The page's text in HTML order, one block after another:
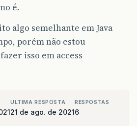
é.
algo semelhante em Java
porém não estou
isso em access
ULTIMA RESPOSTA
21 de ago. de 2021
RESPOSTAS
6